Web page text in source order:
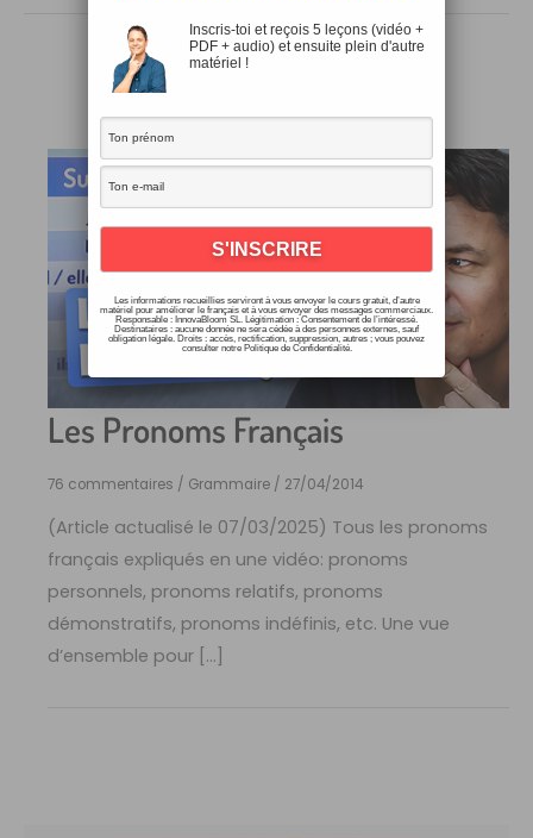
Les Pronoms Français
76 commentaires / Grammaire / 27/04/2014
(Article actualisé le 07/03/2025) Tous les pronoms
français expliqués en une vidéo: pronoms
personnels, pronoms relatifs, pronoms
démonstratifs, pronoms indéfinis, etc. Une vue
d’ensemble pour […]
Inscris-toi et reçois 5 leçons (vidéo +
PDF + audio) et ensuite plein d'autre
matériel !
Les informations recueillies serviront à vous envoyer le cours gratuit, d’autre
matériel pour améliorer le français et à vous envoyer des messages commerciaux.
Responsable : InnovaBloom SL. Légitimation : Consentement de l’intéressé.
Destinataires : aucune donnée ne sera cédée à des personnes externes, sauf
obligation légale. Droits : accès, rectification, suppression, autres ; vous pouvez
consulter notre Politique de Confidentialité.